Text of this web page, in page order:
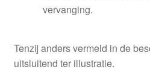
vervanging.
Tenzij anders vermeld in de
uitsluitend ter illustratie.